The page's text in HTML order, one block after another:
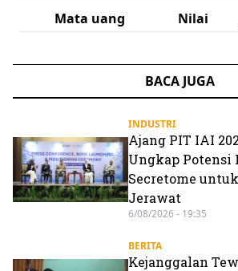
Mata uang
Nilai
BACA JUGA
INDUSTRI
Ajang PIT IAI
Ungkap Potensi
Secretome
Jerawat
6/08/2026 - 19:35
BERITA
Kejanggalan